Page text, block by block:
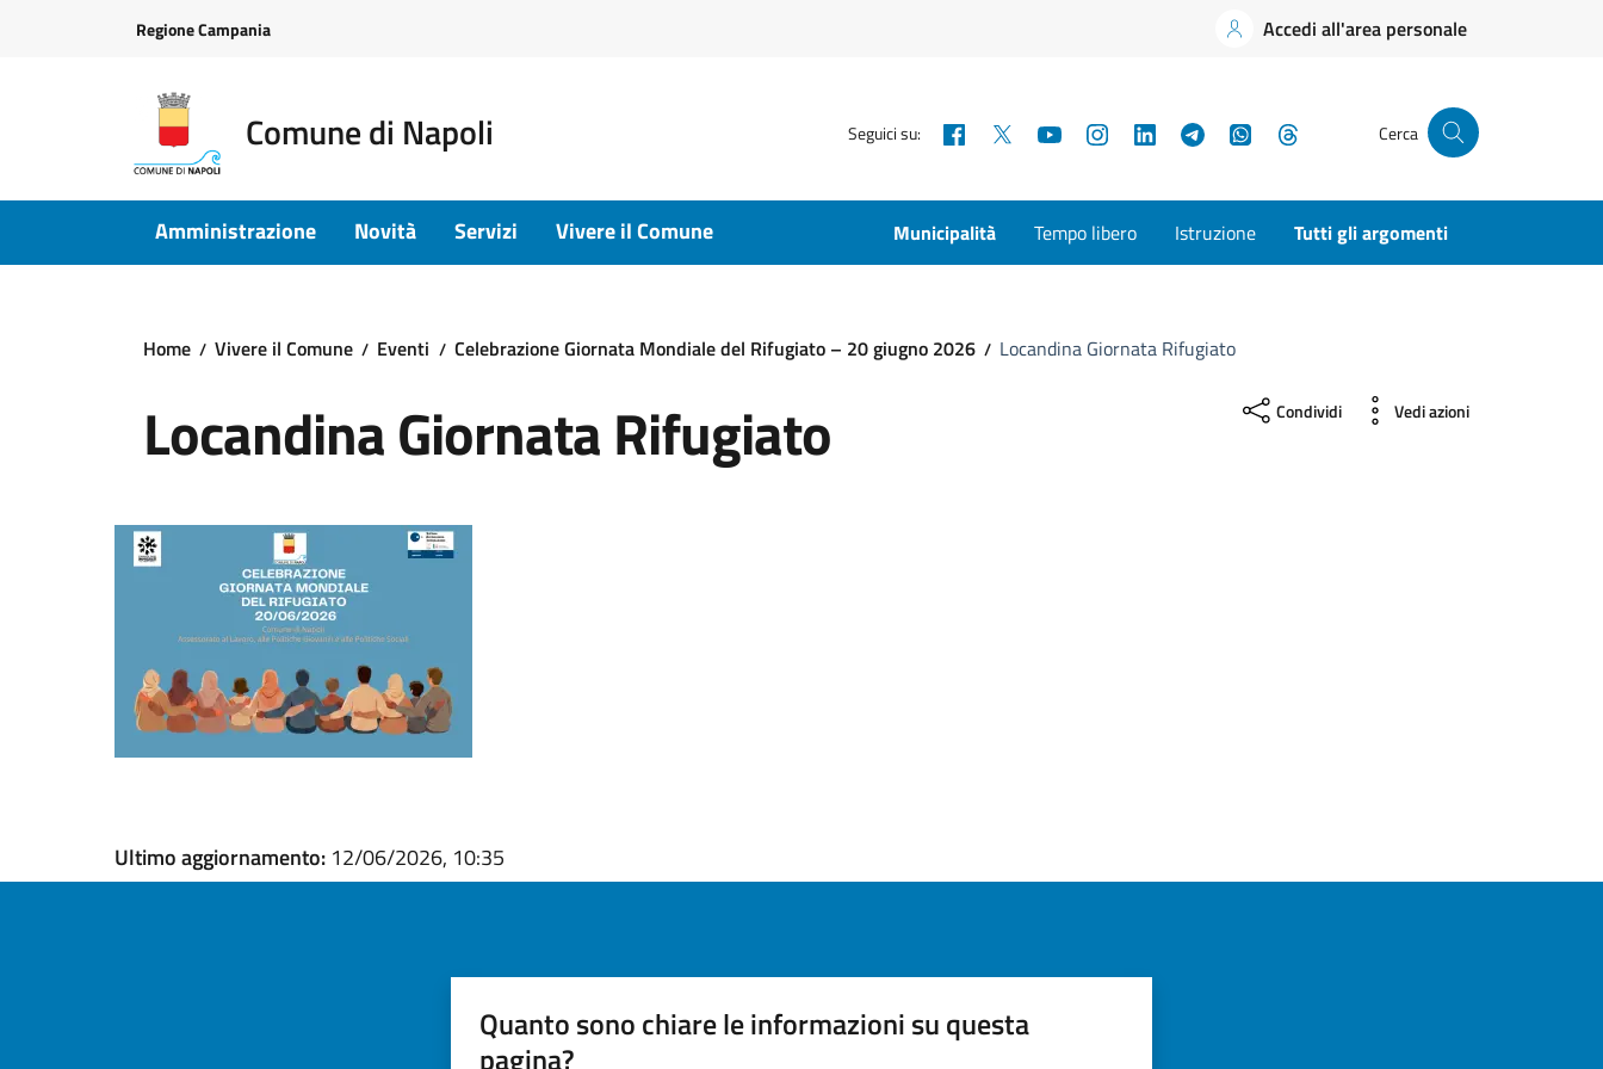
Regione Campania Accedi all'area personale
Comune di Napoli Seguici su: Facebook YouTubeInstagramLinkedInTelegramWhatsApp Cerca
Amministrazione Novità Servizi Vivere il Comune Municipalità Tempo libero Istruzione Tutti gli argomenti
Home Vivere il Comune Eventi Celebrazione Giornata Mondiale del Rifugiato – 20 giugno 2026 Locandina Giornata Rifugiato
Locandina Giornata Rifugiato Condividi Vedi azioni
Ultimo aggiornamento: 12/06/2026, 10:35
Quanto sono chiare le informazioni su questa
pagina?